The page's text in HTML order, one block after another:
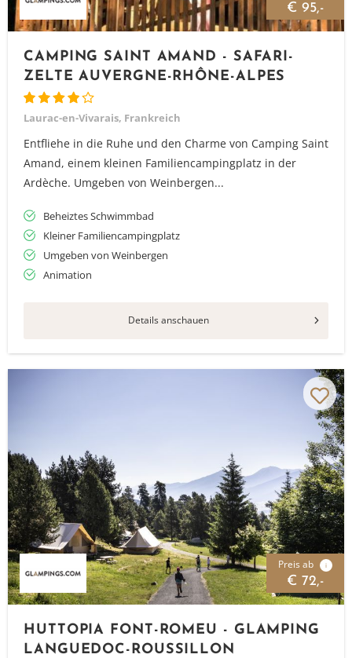
€ 95,-
CAMPING SAINT AMAND - SAFARI-
ZELTE AUVERGNE-RHÔNE-ALPES
Laurac-en-Vivarais, Frankreich
Entfliehe in die Ruhe und den Charme von Camping Saint
Amand, einem kleinen Familiencampingplatz in der
Ardèche. Umgeben von Weinbergen...
Beheiztes Schwimmbad
Kleiner Familiencampingplatz
Umgeben von Weinbergen
Animation
Details anschauen
Preis ab i
€ 72,-
HUTTOPIA FONT-ROMEU - GLAMPING
LANGUEDOC-ROUSSILLON